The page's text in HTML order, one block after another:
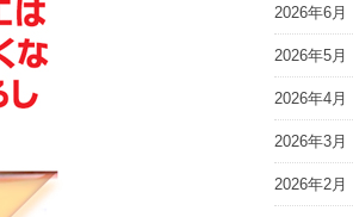
2026年6月
2026年5月
2026年4月
2026年3月
2026年2月